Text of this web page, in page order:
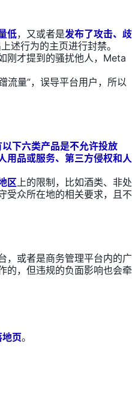
低，又或者是发布了攻击、歧
述行为的主页进行封禁。
刚才提到的骚扰他人，Meta
流量”，误导平台用户，所以
下六类产品是不允许投放
用品或服务、第三方侵权和人
区上的限制，比如酒类、非处
受众所在地的相关要求，且不
，或者是商务管理平台内的广
的，但违规的负面影响也会牵
页。